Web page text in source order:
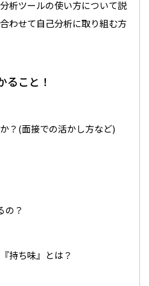
析ツールの使い方について説
わせて自己分析に取り組む方
ること！
？(面接での活かし方など)
の？
持ち味』とは？